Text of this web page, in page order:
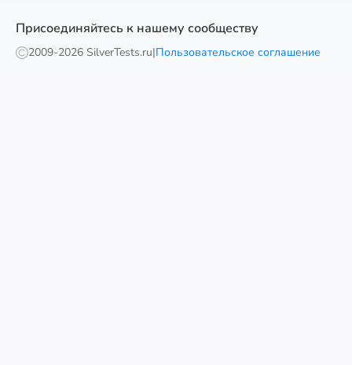
Присоединяйтесь к нашему сообществу
2009-2026 SilverTests.ru|Пользовательское соглашение